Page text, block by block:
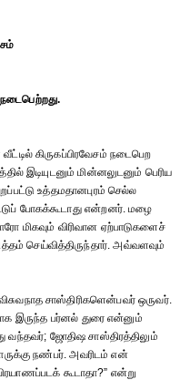
கிருகப்பிரவேசம் நடைபெற
இடியுடனும் மின்னலுடனும் பெரிய
உத்தமதானபுரம் செல்ல
போகக்கூடாது என்றனர். மழை
மிகவும் விரிவான ஏற்பாடுகளைச்
செய்வித்திருந்தார். அவ்வளவும்
சாஸ்திரிகளென்பவர் ஒருவர்.
இருந்த பர்னல் துரை என்னும்
வந்தவர்; ஜோதிஷ சாஸ்திரத்திலும்
நண்பர். அவரிடம் என்
கூடாதா?” என்று